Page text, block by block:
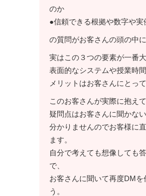
のか
●信頼できる根拠や数字や実
の質問がお客さんの頭の中に
実はこの３つの要素が一番大
表面的なシステムや授業時
メリットはお客さんにとっ
このお客さんが実際に抱え
疑問点はお客さんに聞かな
分かりませんのでお客様に
ます。
自分で考えても想像しても
で、
お客さんに聞いて再度DMを
う。